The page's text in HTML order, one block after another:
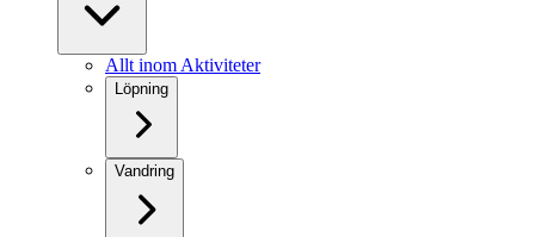
Allt inom Aktiviteter
Löpning
Vandring